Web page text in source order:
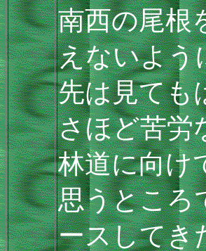
南西の尾根
えないよう
先は見ても
さほど苦労
林道に向け
思うところ
ースしてき